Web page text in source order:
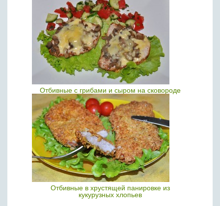
Отбивные с грибами и сыром на сковороде
Отбивные в хрустящей панировке из
кукурузных хлопьев